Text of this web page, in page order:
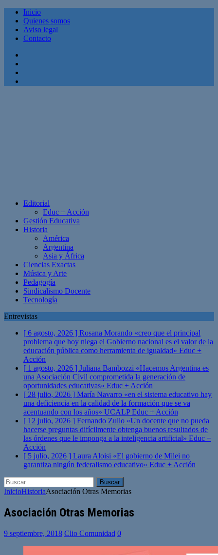
Inicio
Quienes somos
Aviso legal
Contacto
Editorial
Educ + Acción
Gestión Educativa
Historia
América
Argentina
Asia y África
Ciencias Exactas
Música y Arte
Pedagogía
Sindicalismo Docente
Tecnología
Entrevistas
[ 6 agosto, 2026 ] Rosana Morando «creo que el principal
problema que hoy niega el Gobierno nacional es el valor de la
educación pública como herramienta de igualdad» Educ +
Acción
[ 1 agosto, 2026 ] Juliana Bambozzi «Hacemos Argentina es
una Asociación Civil comprometida la generación de
oportunidades educativas» Educ + Acción
[ 28 julio, 2026 ] María Navarro «en el sistema educativo hay
una deficiencia en la calidad de la formación que se va
acentuando con los años» UCALPEduc + Acción
[ 12 julio, 2026 ] Fernando Zullo «Un docente que no pueda
hacerse preguntas difícilmente obtenga buenos resultados de
las órdenes que le imponga a la inteligencia artificial» Educ +
Acción
[ 5 julio, 2026 ] Laura Aloisi «El gobierno de Milei no
garantiza ningún federalismo educativo» Educ + Acción
Buscar:
InicioHistoriaAsociación Otras Memorias
Asociación Otras Memorias
9 septiembre, 2018 Clio Comunidad 0